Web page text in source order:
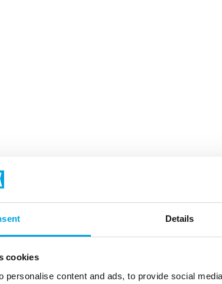
Details
cookies
personalise content and ads, to provide social